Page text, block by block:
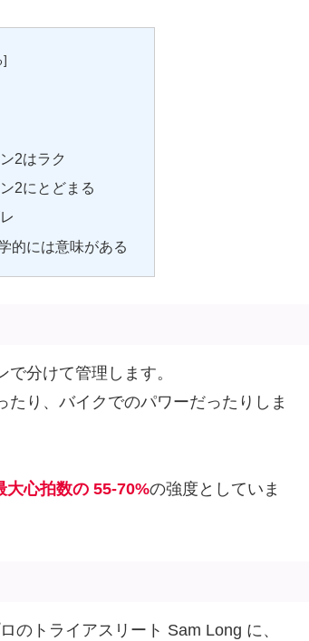
2はラク
2にとどまる
的には意味がある
分けて管理します。
り、バイクでのパワーだったりしま
大心拍数の 55-70%の強度としていま
のトライアスリート Sam Long に、